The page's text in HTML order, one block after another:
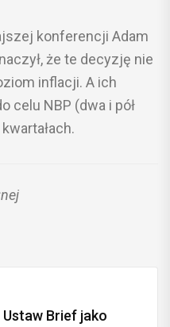
konferencji Adam
że te decyzję nie
inflacji. A ich
celu NBP (dwa i pół
Brief jako